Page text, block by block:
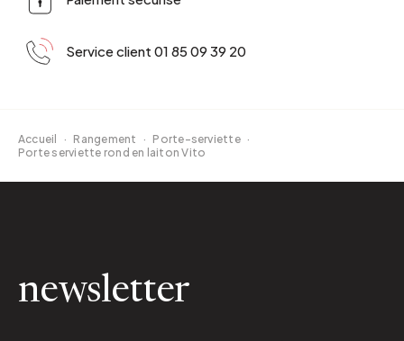
Service client 01 85 09 39 20
Accueil · Rangement · Porte-serviette ·
Porte serviette rond en laiton Vito
newsletter